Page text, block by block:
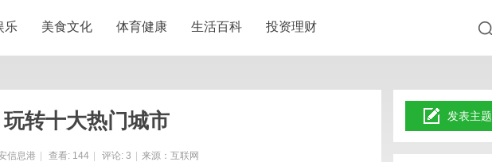
乐 美食文化 体育健康 生活百科 投资理财
转十大热门城市
信息港 查看: 144 评论: 3 来源：互联网
发表主题